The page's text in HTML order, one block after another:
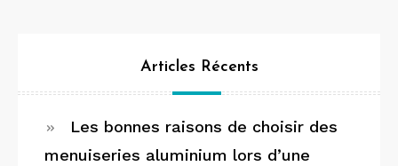
Articles Récents
Les bonnes raisons de choisir des
menuiseries aluminium lors d’une